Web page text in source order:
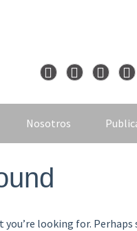
Nosotros
you’re looking for. Perhaps